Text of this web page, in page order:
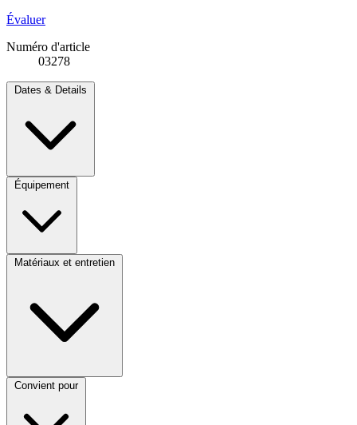
Évaluer
Numéro d'article
03278
Dates & Details
Équipement
Matériaux et entretien
Convient pour